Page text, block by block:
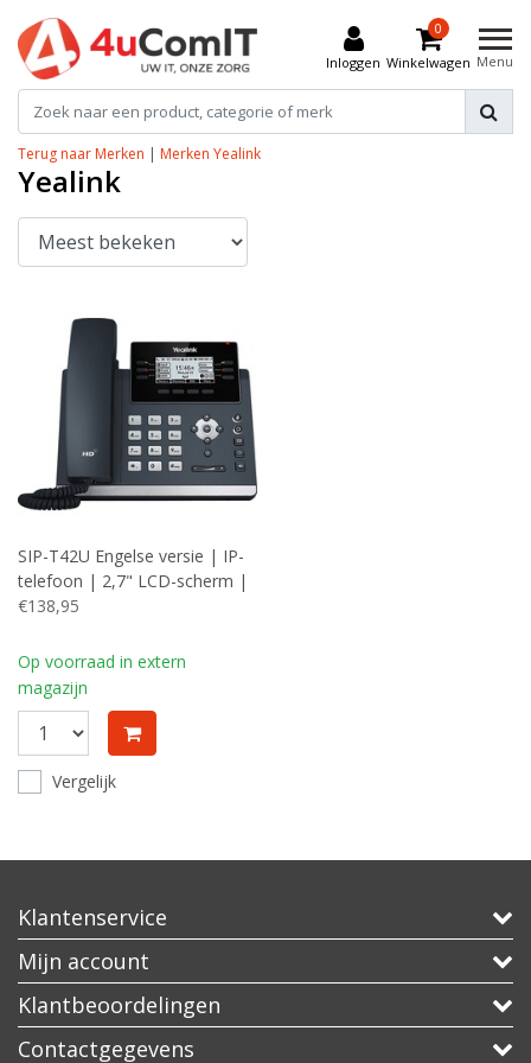
Inloggen
0
Winkelwagen Menu
Terug naar Merken | Merken Yealink
Yealink
SIP-T42U Engelse versie | IP-
telefoon | 2,7" LCD-scherm |
12 SIP-accounts | HD Voice |
€138,95
Op voorraad in extern
magazijn
Vergelijk
Klantenservice
Mijn account
Klantbeoordelingen
Contactgegevens